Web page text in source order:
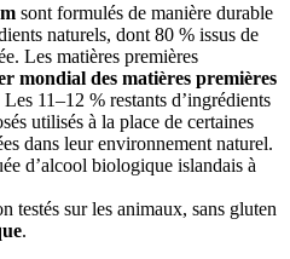
sont formulés de manière durable
naturels, dont 80 % issus de
Les matières premières
mondial des matières premières
11–12 % restants d’ingrédients
utilisés à la place de certaines
dans leur environnement naturel.
d’alcool biologique islandais à
testés sur les animaux, sans gluten
.